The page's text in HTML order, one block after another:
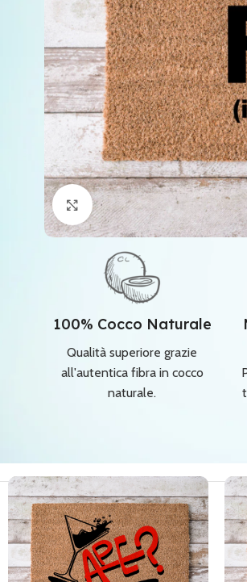
Clicca per ingrandire
100% Cocco Naturale
Qualità superiore grazie
all'autentica fibra in cocco
naturale.